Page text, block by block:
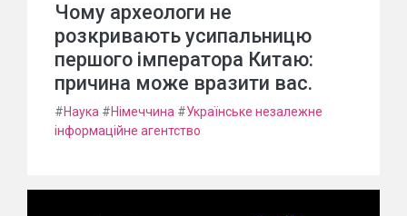
Чому археологи не
розкривають усипальницю
першого імператора Китаю:
причина може вразити вас.
#Наука #Німеччина #Українське незалежне
інформаційне агентство